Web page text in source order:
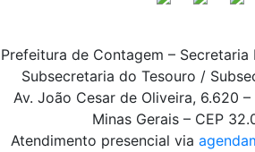
Prefeitura de Contagem – Secretaria
Subsecretaria do Tesouro /
Av. João Cesar de Oliveira, 6.620
Minas Gerais – CEP
Atendimento presencial via